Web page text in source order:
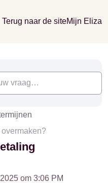
Terug naar de siteMijn Eliza
om 3:06 PM